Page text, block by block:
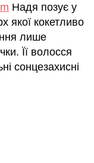
Надя позує у
якої кокетливо
лише
Її волосся
сонцезахисні